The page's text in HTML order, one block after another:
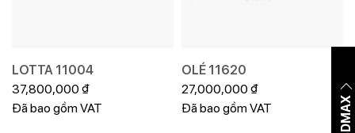
LOTTA 11004
37,800,000 ₫
Đã bao gồm VAT
OLÉ 11620
27,000,000 ₫
Đã bao gồm VAT